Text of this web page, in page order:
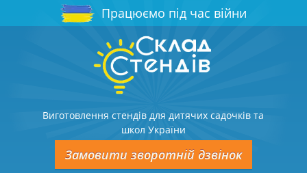
Працюємо під час війни
Виготовлення стендів для дитячих садочків та
школ України
Замовити зворотній дзвінок